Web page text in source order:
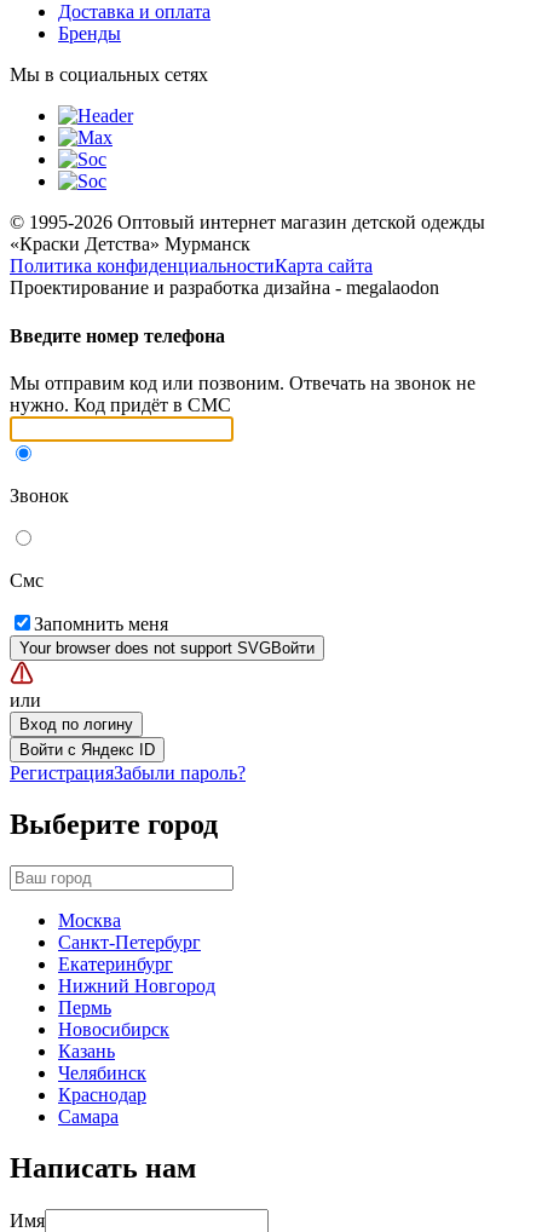
Доставка и оплата
Бренды
Мы в социальных сетях
© 1995-2026 Оптовый интернет магазин детской одежды
«Краски Детства» Мурманск
Политика конфиденциальностиКарта сайта
Проектирование и разработка дизайна - megalaodon
Введите номер телефона
Мы отправим код или позвоним. Отвечать на звонок не
нужно. Код придёт в СМС
Звонок
Смс
Запомнить меня
Your browser does not support SVGВойти
или
Вход по логину
Войти с Яндекс ID
РегистрацияЗабыли пароль?
Выберите город
Москва
Санкт-Петербург
Екатеринбург
Нижний Новгород
Пермь
Новосибирск
Казань
Челябинск
Краснодар
Самара
Написать нам
Имя